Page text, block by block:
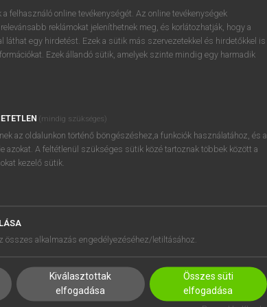
próbaverziójának elindításához
regisztrálok ésbelépek.
REGISZTRÁCIÓ
SÚGÓ
RÓLUNK
SÜTI BEÁLLÍTÁSOK
a felhasználó online tevékenységét. Az online tevékenységek
reklámokat jeleníthetnek meg, és korlátozhatják, hogy a
láthat egy hirdetést. Ezek a sütik más szervezetekkel és hirdetőkkel is
Ezek állandó sütik, amelyek szinte mindig egy harmadik
(mindig szükséges)
az oldalunkon történő böngészéshez,a funkciók használatához, és a
azokat. A feltétlenül szükséges sütik közé tartoznak többek között a
kezelő sütik.
összes alkalmazás engedélyezéséhez/letiltásához.
Kiválasztottak
elfogadása
Összes süti
elfogadása